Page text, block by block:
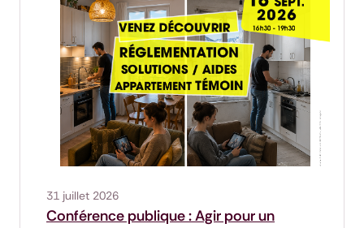
Conférence publique : Agir pour un
31 juillet 2026